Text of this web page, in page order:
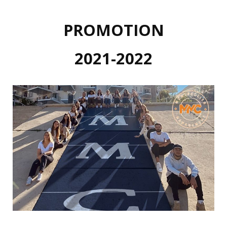
PROMOTION
2021-2022